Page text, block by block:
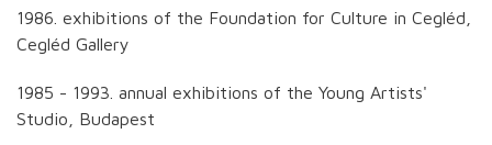
1986. exhibitions of the Foundation for Culture in Cegléd,
Cegléd Gallery
1985 - 1993. annual exhibitions of the Young Artists'
Studio, Budapest